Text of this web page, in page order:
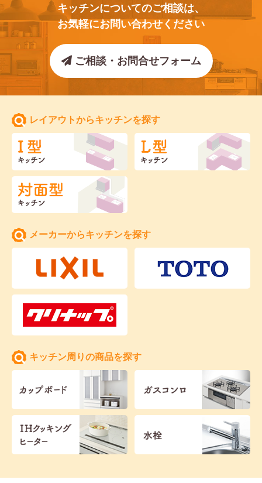
キッチンについてのご相談は、
お気軽にお問い合わせください
ご相談・お問合せフォーム
レイアウトからキッチンを探す
メーカーからキッチンを探す
キッチン周りの商品を探す